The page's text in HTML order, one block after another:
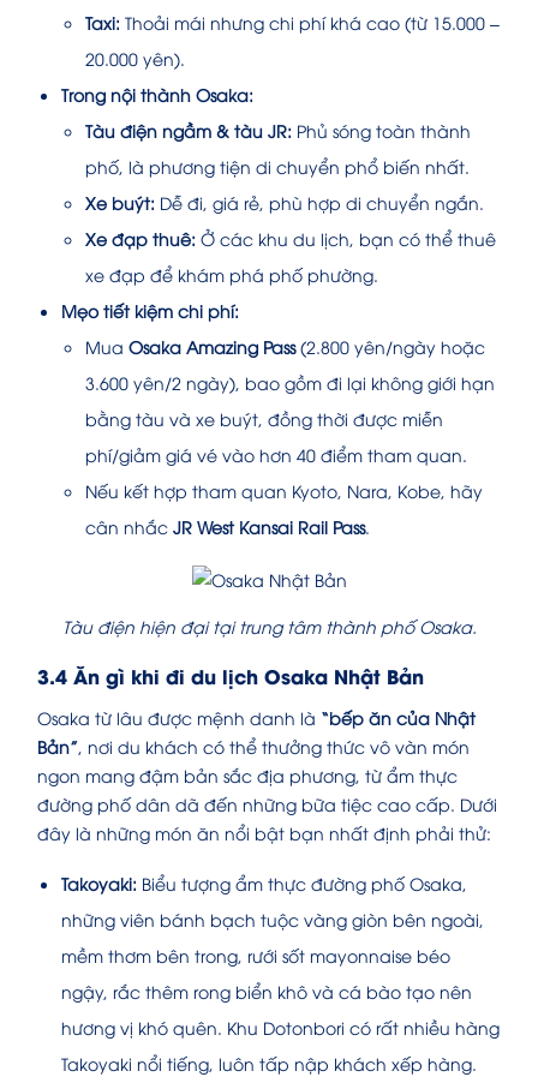
Taxi: Thoải mái nhưng chi phí khá cao (từ 15.000 –
20.000 yên).
Trong nội thành Osaka:
Tàu điện ngầm & tàu JR: Phủ sóng toàn thành
phố, là phương tiện di chuyển phổ biến nhất.
Xe buýt: Dễ đi, giá rẻ, phù hợp di chuyển ngắn.
Xe đạp thuê: Ở các khu du lịch, bạn có thể thuê
xe đạp để khám phá phố phường.
Mẹo tiết kiệm chi phí:
Mua Osaka Amazing Pass(2.800 yên/ngày hoặc
3.600 yên/2 ngày), bao gồm đi lại không giới hạn
bằng tàu và xe buýt, đồng thời được miễn
phí/giảm giá vé vào hơn 40 điểm tham quan.
Nếu kết hợp tham quan Kyoto, Nara, Kobe, hãy
cân nhắc JR West Kansai Rail Pass.
Tàu điện hiện đại tại trung tâm thành phố Osaka.
3.4 Ăn gì khi đi du lịch Osaka Nhật Bản
Osaka từ lâu được mệnh danh là “bếp ăn của Nhật
Bản”, nơi du khách có thể thưởng thức vô vàn món
ngon mang đậm bản sắc địa phương, từ ẩm thực
đường phố dân dã đến những bữa tiệc cao cấp. Dưới
đây là những món ăn nổi bật bạn nhất định phải thử:
Takoyaki: Biểu tượng ẩm thực đường phố Osaka,
những viên bánh bạch tuộc vàng giòn bên ngoài,
mềm thơm bên trong, rưới sốt mayonnaise béo
ngậy, rắc thêm rong biển khô và cá bào tạo nên
hương vị khó quên. Khu Dotonbori có rất nhiều hàng
Takoyaki nổi tiếng, luôn tấp nập khách xếp hàng.